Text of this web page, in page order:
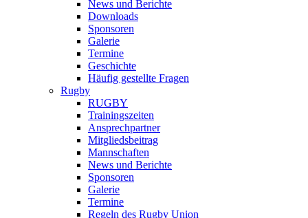
News und Berichte
Downloads
Sponsoren
Galerie
Termine
Geschichte
Häufig gestellte Fragen
Rugby
RUGBY
Trainingszeiten
Ansprechpartner
Mitgliedsbeitrag
Mannschaften
News und Berichte
Sponsoren
Galerie
Termine
Regeln des Rugby Union